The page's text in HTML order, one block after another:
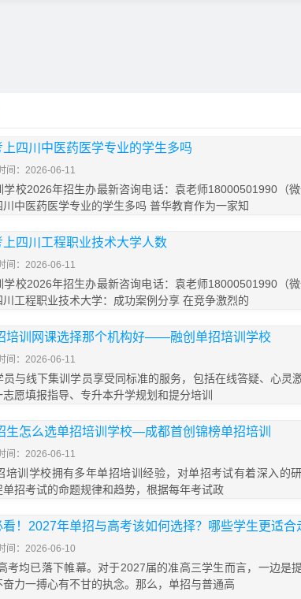
四川中医药医学专业的学生多吗
间：2026-06-11
学校2026年招生办最新咨询电话：袁老师18000501990（
中医药医学专业的学生多吗 普华教育作为一家知
四川工程职业技术大学人数
间：2026-06-11
学校2026年招生办最新咨询电话：袁老师18000501990（
工程职业技术大学：成功案例分享 在竞争激烈的
培训网课选择那个机构好——融创单招培训学校
间：2026-06-11
与线下集训学员享受同标准的服务，包括在线答疑、心灵
愿填报指导、专升本升学规划和提分培训
生怎么选单招培训学校—成都首创锦榜单招培训
间：2026-06-11
培训学校拥有多年单招培训经验，对单招考试有着深入的
招考试的命题规律和趋势，根据每年考试政
！2027年单招与高考该如何选择？哪些学生更适合
间：2026-06-10
考均已落下帷幕。对于2027届的准高三学生而言，一边是
力一搏心有不甘的执念。那么，单招与普通高